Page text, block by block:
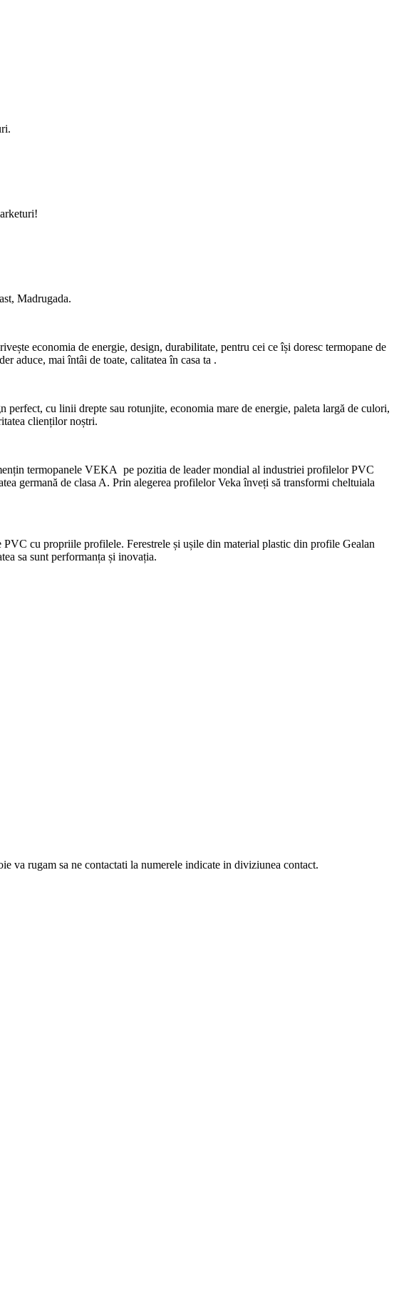
Madrugada.
economia de energie, design, durabilitate, pentru cei ce își doresc termopane de
aduce, mai întâi de toate, calitatea în casa ta .
cu linii drepte sau rotunjite, economia mare de energie, paleta largă de culori,
clienților noștri.
termopanele VEKA pe pozitia de leader mondial al industriei profilelor PVC
germană de clasa A. Prin alegerea profilelor Veka înveți să transformi cheltuiala
cu propriile profilele. Ferestrele și ușile din material plastic din profile Gealan
sa sunt performanța și inovația.
va rugam sa ne contactati la numerele indicate in diviziunea contact.